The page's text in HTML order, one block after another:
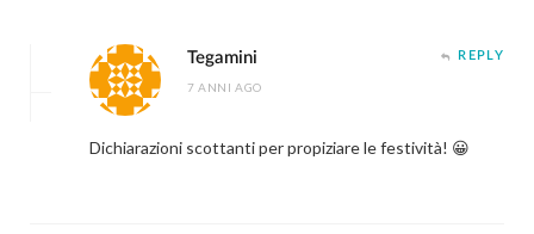
Tegamini
7 ANNI AGO
REPLY
Dichiarazioni scottanti per propiziare le festività! 😀